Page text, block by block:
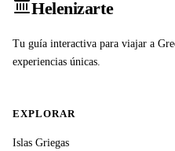
Helenizarte
Tu guía interactiva para viajar a
experiencias únicas.
EXPLORAR
Islas Griegas